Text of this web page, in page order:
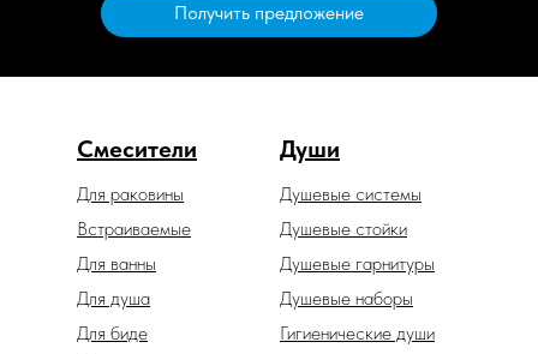
Получить предложение
Смесители Души
Душевые гарнитуры
Душевые системы
Гигиенические души
Душевые наборы
Встраиваемые
Для биде
Для ванны
Для душа
Для раковины
Душевые стойки